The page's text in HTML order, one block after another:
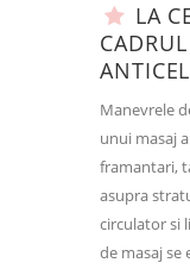
LA
Manevrele
unui masaj
framantari,
asupra
circulator si
de masaj se